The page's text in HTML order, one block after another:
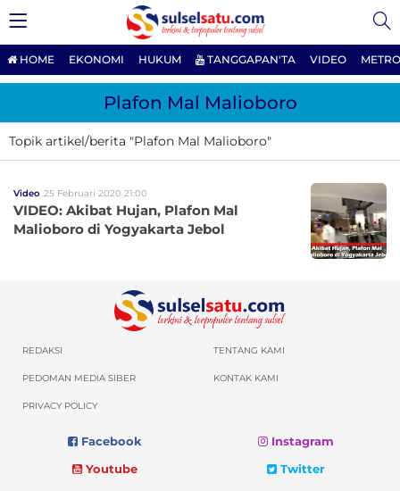
HOME EKONOMI HUKUM TANGGAPAN'TA VIDEO
Plafon Mal Malioboro
Topik artikel/berita "Plafon Mal Malioboro"
Video 25 Februari 2020 21:00
VIDEO: Akibat Hujan, Plafon Mal
Malioboro di Yogyakarta Jebol
REDAKSI TENTANG KAMI
PEDOMAN MEDIA SIBER KONTAK KAMI
PRIVACY POLICY
Facebook
Instagram
Youtube
Twitter